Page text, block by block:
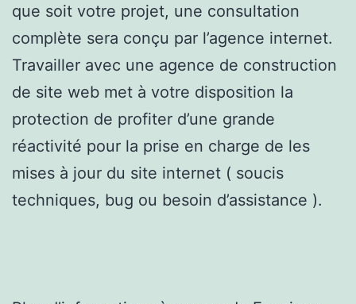
que soit votre projet, une consultation
complète sera conçu par l’agence internet.
Travailler avec une agence de construction
de site web met à votre disposition la
protection de profiter d’une grande
réactivité pour la prise en charge de les
mises à jour du site internet ( soucis
techniques, bug ou besoin d’assistance ).